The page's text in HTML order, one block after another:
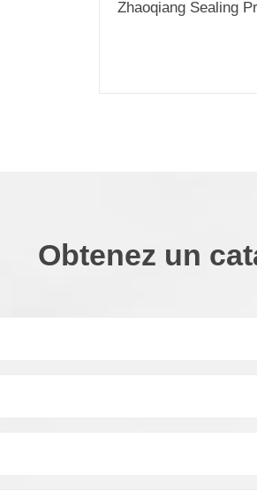
Zhaoqiang Sealing
Obtenez un